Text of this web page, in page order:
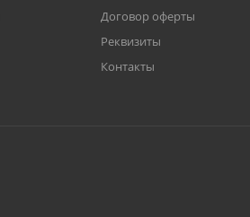
Договор оферты
Реквизиты
Контакты